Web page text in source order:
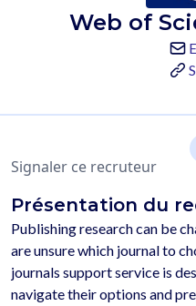
Web of
Signaler ce recruteur
Présentation du
Publishing research can be
are unsure which journal to
journals support service is
navigate their options and